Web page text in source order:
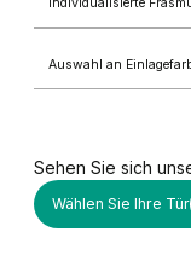
Auswahl an
Sehen Sie sich
Wählen Sie Ihre Tür